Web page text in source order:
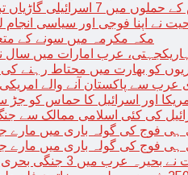
7 اسرائیلی گاڑیاں تباہ، 3 صہیونی ہلاک
نے اپنا فوجی اور سیاسی انجام
مکہ مکرمہ میں سونے کے
عرب امارات میں سال
کو بھارت میں محتاط رہنے
عرب سے پاکستان آنے والے
اور اسرائیل کا حماس کو جڑ
کی کئی اسلامی ممالک سے
ہی فوج کی گولہ باری میں مارے
ہی فوج کی گولہ باری میں مارے
عرب میں 3 جنگی بحری جہاز تعینات کر دیئے